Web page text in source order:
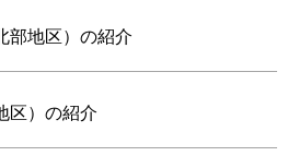
部地区）の紹介
区）の紹介